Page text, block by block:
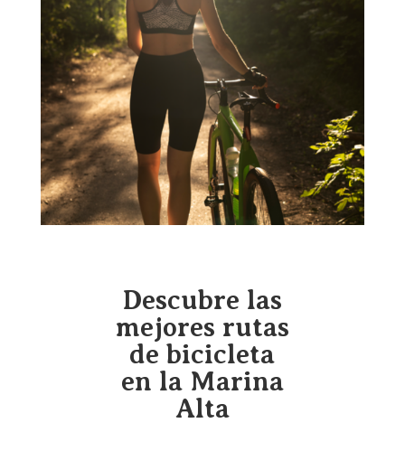
Descubre las
mejores rutas
de bicicleta
en la Marina
Alta